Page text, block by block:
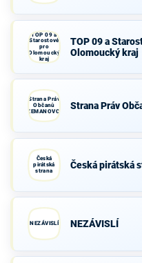
TOP 09 a
Starostové
pro
Olomoucký
kraj
TOP 09 a
Olomoucký kraj
Strana Práv
Občanů
ZEMANOVCI
Strana Práv
Česká
pirátská
strana
Česká pirátská
NEZÁVISLÍ NEZÁVISLÍ